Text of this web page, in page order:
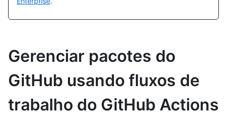
Gerenciar pacotes do
GitHub usando fluxos de
trabalho do GitHub Actions